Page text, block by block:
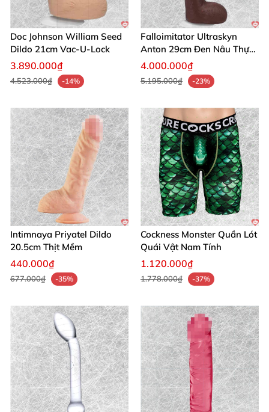
Density để sở hữu khoái lạc chân thực hôm nay!
Đừng chần chừ, thêm vào giỏ hàng và biến đam mê
thành hiện thực! 🛒✨
Doc Johnson William Seed
Dildo 21cm Vac-U-Lock
3.890.000₫
4.523.000₫ -14%
Falloimitator Ultraskyn
Anton 29cm Đen Nâu Thực
Tế
4.000.000₫
5.195.000₫ -23%
Intimnaya Priyatel Dildo
20.5cm Thịt Mềm
440.000₫
677.000₫ -35%
Cockness Monster Quần Lót
Quái Vật Nam Tính
1.120.000₫
1.778.000₫ -37%